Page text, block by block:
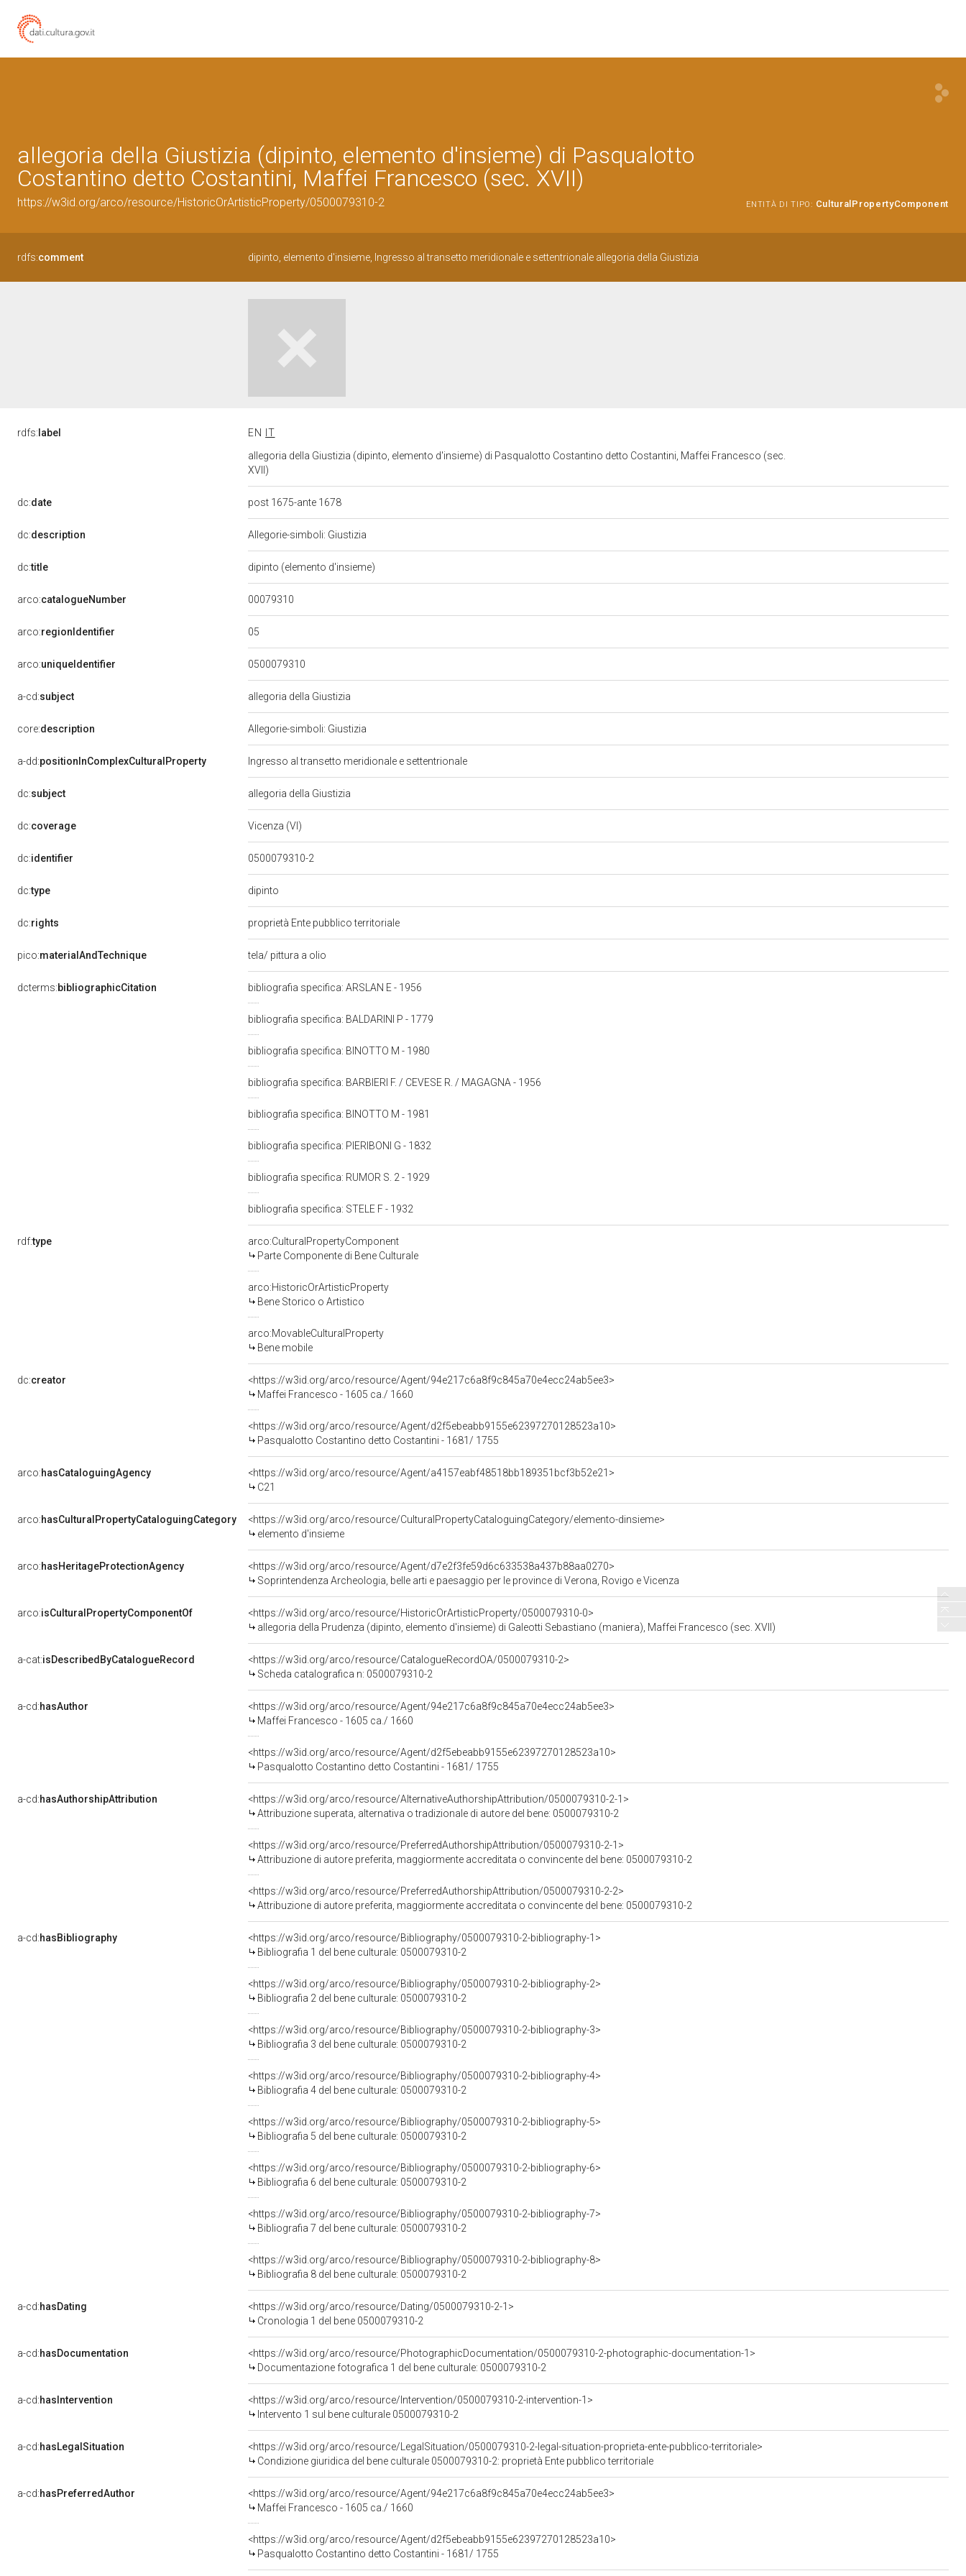
allegoria della Giustizia (dipinto, elemento d'insieme) di Pasqualotto
Costantino detto Costantini, Maffei Francesco (sec. XVII)
https://w3id.org/arco/resource/HistoricOrArtisticProperty/0500079310-2 ENTITÀ DI TIPO: CulturalPropertyComponent
rdfs:comment dipinto, elemento d'insieme, Ingresso al transetto meridionale e settentrionale allegoria della Giustizia
rdfs: label EN
IT
allegoria della Giustizia (dipinto, elemento d'insieme) di Pasqualotto Costantino detto Costantini, Maffei Francesco (sec.
XVII)
dc:date post 1675-ante 1678
dc:description Allegorie-simboli: Giustizia
dc:title dipinto (elemento d'insieme)
arco:catalogueNumber 00079310
arco:regionIdentifier 05
arco:uniqueIdentifier 0500079310
a-cd:subject allegoria della Giustizia
core:description Allegorie-simboli: Giustizia
a-dd:positionInComplexCulturalProperty Ingresso al transetto meridionale e settentrionale
dc:subject allegoria della Giustizia
dc:coverage Vicenza (VI)
dc:identifier 0500079310-2
dc:type dipinto
dc:rights proprietà Ente pubblico territoriale
pico:materialAndTechnique tela/ pittura a olio
dcterms:bibliographicCitation bibliografia specifica: ARSLAN E - 1956
bibliografia specifica: BALDARINI P - 1779
bibliografia specifica: BINOTTO M - 1980
bibliografia specifica: BARBIERI F. / CEVESE R. / MAGAGNA - 1956
bibliografia specifica: BINOTTO M - 1981
bibliografia specifica: PIERIBONI G - 1832
bibliografia specifica: RUMOR S. 2 - 1929
bibliografia specifica: STELE F - 1932
rdf:type
arco:CulturalPropertyComponent
Parte Componente di Bene Culturale
arco:HistoricOrArtisticProperty
Bene Storico o Artistico
arco:MovableCulturalProperty
Bene mobile
dc:creator
<https://w3id.org/arco/resource/Agent/94e217c6a8f9c845a70e4ecc24ab5ee3>
Maffei Francesco - 1605 ca./ 1660
<https://w3id.org/arco/resource/Agent/d2f5ebeabb9155e62397270128523a10>
Pasqualotto Costantino detto Costantini - 1681/ 1755
arco:hasCataloguingAgency
<https://w3id.org/arco/resource/Agent/a4157eabf48518bb189351bcf3b52e21>
C21
arco:hasCulturalPropertyCataloguingCategory
<https://w3id.org/arco/resource/CulturalPropertyCataloguingCategory/elemento-dinsieme>
elemento d'insieme
arco:hasHeritageProtectionAgency
<https://w3id.org/arco/resource/Agent/d7e2f3fe59d6c633538a437b88aa0270>
Soprintendenza Archeologia, belle arti e paesaggio per le province di Verona, Rovigo e Vicenza
arco:isCulturalPropertyComponentOf
<https://w3id.org/arco/resource/HistoricOrArtisticProperty/0500079310-0>
allegoria della Prudenza (dipinto, elemento d'insieme) di Galeotti Sebastiano (maniera), Maffei Francesco (sec. XVII)
a-cat:isDescribedByCatalogueRecord
<https://w3id.org/arco/resource/CatalogueRecordOA/0500079310-2>
Scheda catalografica n: 0500079310-2
a-cd:hasAuthor
<https://w3id.org/arco/resource/Agent/94e217c6a8f9c845a70e4ecc24ab5ee3>
Maffei Francesco - 1605 ca./ 1660
<https://w3id.org/arco/resource/Agent/d2f5ebeabb9155e62397270128523a10>
Pasqualotto Costantino detto Costantini - 1681/ 1755
a-cd:hasAuthorshipAttribution
<https://w3id.org/arco/resource/AlternativeAuthorshipAttribution/0500079310-2-1>
Attribuzione superata, alternativa o tradizionale di autore del bene: 0500079310-2
<https://w3id.org/arco/resource/PreferredAuthorshipAttribution/0500079310-2-1>
Attribuzione di autore preferita, maggiormente accreditata o convincente del bene: 0500079310-2
<https://w3id.org/arco/resource/PreferredAuthorshipAttribution/0500079310-2-2>
Attribuzione di autore preferita, maggiormente accreditata o convincente del bene: 0500079310-2
a-cd:hasBibliography
<https://w3id.org/arco/resource/Bibliography/0500079310-2-bibliography-1>
Bibliografia 1 del bene culturale: 0500079310-2
<https://w3id.org/arco/resource/Bibliography/0500079310-2-bibliography-2>
Bibliografia 2 del bene culturale: 0500079310-2
<https://w3id.org/arco/resource/Bibliography/0500079310-2-bibliography-3>
Bibliografia 3 del bene culturale: 0500079310-2
<https://w3id.org/arco/resource/Bibliography/0500079310-2-bibliography-4>
Bibliografia 4 del bene culturale: 0500079310-2
<https://w3id.org/arco/resource/Bibliography/0500079310-2-bibliography-5>
Bibliografia 5 del bene culturale: 0500079310-2
<https://w3id.org/arco/resource/Bibliography/0500079310-2-bibliography-6>
Bibliografia 6 del bene culturale: 0500079310-2
<https://w3id.org/arco/resource/Bibliography/0500079310-2-bibliography-7>
Bibliografia 7 del bene culturale: 0500079310-2
<https://w3id.org/arco/resource/Bibliography/0500079310-2-bibliography-8>
Bibliografia 8 del bene culturale: 0500079310-2
a-cd:hasDating
<https://w3id.org/arco/resource/Dating/0500079310-2-1>
Cronologia 1 del bene 0500079310-2
a-cd:hasDocumentation
<https://w3id.org/arco/resource/PhotographicDocumentation/0500079310-2-photographic-documentation-1>
Documentazione fotografica 1 del bene culturale: 0500079310-2
a-cd:hasIntervention
<https://w3id.org/arco/resource/Intervention/0500079310-2-intervention-1>
Intervento 1 sul bene culturale 0500079310-2
a-cd:hasLegalSituation
<https://w3id.org/arco/resource/LegalSituation/0500079310-2-legal-situation-proprieta-ente-pubblico-territoriale>
Condizione giuridica del bene culturale 0500079310-2: proprietà Ente pubblico territoriale
a-cd:hasPreferredAuthor
<https://w3id.org/arco/resource/Agent/94e217c6a8f9c845a70e4ecc24ab5ee3>
Maffei Francesco - 1605 ca./ 1660
<https://w3id.org/arco/resource/Agent/d2f5ebeabb9155e62397270128523a10>
Pasqualotto Costantino detto Costantini - 1681/ 1755